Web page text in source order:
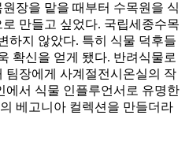
장을 맡을 때부터 수목원을 식
만들고 싶었다. 국립세종수목
하지 않았다. 특히 식물 덕후들
확신을 얻게 됐다. 반려식물로
팀장에게 사계절전시온실의 작
에서 식물 인플루언서로 유명한
베고니아 컬렉션을 만들더라